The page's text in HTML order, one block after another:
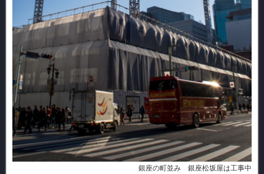
銀座の町並み 銀座松坂屋は工事中